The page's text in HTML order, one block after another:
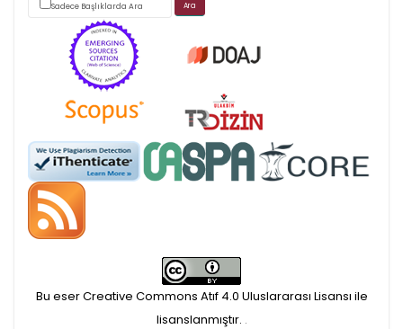
Scimago's grade
APC ödemesi
Öndenetimden geçen
makaleler için, 100 Avro
Makale İşletim Ücreti (APC)
alınmaktadır.
makaleler için yazarlara
Sadece Başlıklarda Ara
Bu eser Creative Commons Atıf 4.0 Uluslararası Lisansı ile
lisanslanmıştır. .